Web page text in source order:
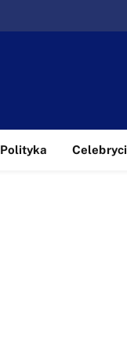
Polityka Celebryci